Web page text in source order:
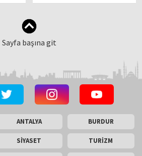
Sayfa başına git
ANTALYA BURDUR
SİYASET TURİZM